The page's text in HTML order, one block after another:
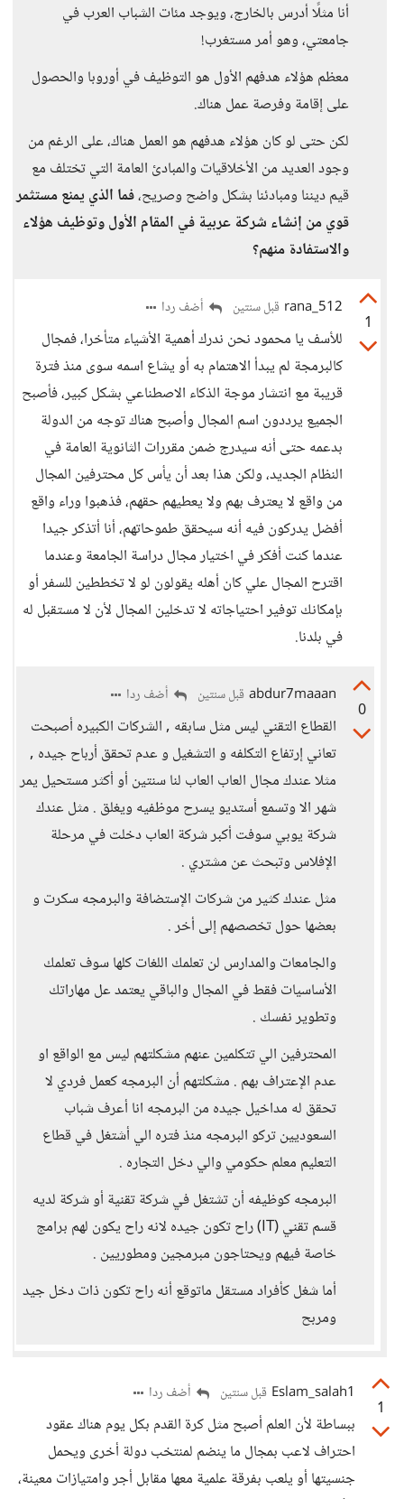
أنا مثلًا أدرس بالخارج، ويوجد مئات الشباب العرب في
جامعتي، وهو أمر مستغرب!
معظم هؤلاء هدفهم الأول هو التوظيف في أوروبا والحصول
على إقامة وفرصة عمل هناك.
لكن حتى لو كان هؤلاء هدفهم هو العمل هناك، على الرغم من
وجود العديد من الأخلاقيات والمبادئ العامة التي تختلف مع
قيم ديننا ومبادئنا بشكل واضح وصريح،فما الذي يمنع مستثمر
قوي من إنشاء شركة عربية في المقام الأول وتوظيف هؤلاء
والاستفادة منهم؟
1
rana_512 قبل سنتين أضف ردا
للأسف يا محمود نحن ندرك أهمية الأشياء متأخرا، فمجال
كالبرمجة لم يبدأ الاهتمام به أو يشاع اسمه سوى منذ فترة
قريبة مع انتشار موجة الذكاء الاصطناعي بشكل كبير، فأصبح
الجميع يرددون اسم المجال وأصبح هناك توجه من الدولة
بدعمه حتى أنه سيدرج ضمن مقررات الثانوية العامة في
النظام الجديد، ولكن هذا بعد أن يأس كل محترفين المجال
من واقع لا يعترف بهم ولا يعطيهم حقهم، فذهبوا وراء واقع
أفضل يدركون فيه أنه سيحقق طموحاتهم، أنا أتذكر جيدا
عندما كنت أفكر في اختيار مجال دراسة الجامعة وعندما
اقترح المجال علي كان أهله يقولون لو لا تخططين للسفر أو
بإمكانك توفير احتياجاته لا تدخلين المجال لأن لا مستقبل له
في بلدنا.
0
abdur7maaan قبل سنتين أضف ردا
القطاع التقني ليس مثل سابقه , الشركات الكبيره أصبحت
تعاني إرتفاع التكلفه و التشغيل و عدم تحقق أرباح جيده ,
مثلا عندك مجال العاب العاب لنا سنتين أو أكثر مستحيل يمر
شهر الا وتسمع أستديو يسرح موظفيه ويغلق . مثل عندك
شركة يوبي سوفت أكبر شركة العاب دخلت في مرحلة
الإفلاس وتبحث عن مشتري .
مثل عندك كثير من شركات الإستضافة والبرمجه سكرت و
بعضها حول تخصصهم إلى أخر .
والجامعات والمدارس لن تعلمك اللغات كلها سوف تعلمك
الأساسيات فقط في المجال والباقي يعتمد عل مهاراتك
وتطوير نفسك .
المحترفين الي تتكلمين عنهم مشكلتهم ليس مع الواقع او
عدم الإعتراف بهم . مشكلتهم أن البرمجه كعمل فردي لا
تحقق له مداخيل جيده من البرمجه انا أعرف شباب
السعوديين تركو البرمجه منذ فتره الي أشتغل في قطاع
التعليم معلم حكومي والي دخل التجاره .
البرمجه كوظيفه أن تشتغل في شركة تقنية أو شركة لديه
قسم تقني (IT) راح تكون جيده لانه راح يكون لهم برامج
خاصة فيهم ويحتاجون مبرمجين ومطوريين .
أما شغل كأفراد مستقل ماتوقع أنه راح تكون ذات دخل جيد
ومربح
1
Eslam_salah1 قبل سنتين أضف ردا
ببساطة لأن العلم أصبح مثل كرة القدم بكل يوم هناك عقود
احتراف لاعب بمجال ما ينضم لمنتخب دولة أخرى ويحمل
جنسيتها أو يلعب بفرقة علمية معها مقابل أجر وامتيازات معينة،